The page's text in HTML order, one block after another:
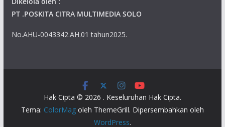
PT .POSKITA CITRA MULTIMEDIA SOLO
No.AHU-0043342.AH.01 tahun2025.
Hak Cipta © 2026 . Keseluruhan Hak Cipta.
Tema: ColorMagoleh ThemeGrill. Dipersembahkan oleh
WordPress.